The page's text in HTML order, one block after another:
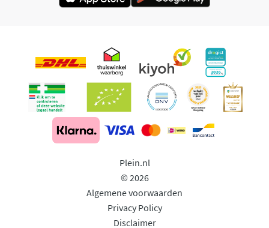
Plein.nl
© 2026
Algemene voorwaarden
Privacy Policy
Disclaimer